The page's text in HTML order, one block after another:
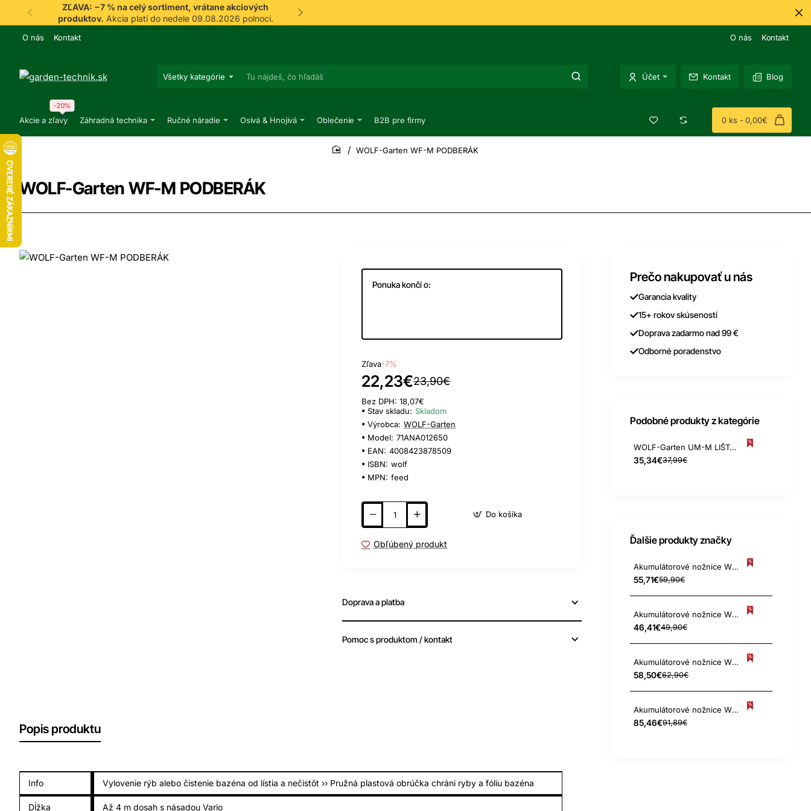
ZĽAVA: −7 % na celý sortiment, vrátane akciových
produktov. Akcia platí do nedele 09.08.2026 polnoci.
O nás Kontakt O nás Kontakt
Všetky kategórie
Tu
Účet Kontakt Blog
Akcie a zľavy
-20%
Záhradná technika Ručné náradie Osivá & Hnojivá Oblečenie B2B pre firmy 0 ks - 0,00€
WOLF-Garten WF-M PODBERÁK
home
WOLF-Garten WF-M PODBERÁK
Ponuka končí o:
Zľava-7%
22,23€23,90€
Bez DPH: 18,07€
Stav skladu: Skladom
Výrobca: WOLF-Garten
Model: 71ANA012650
EAN: 4008423878509
ISBN: wolf
MPN: feed
Do košíka
Obľúbený produkt
Doprava a platba
Pomoc s produktom / kontakt
Popis produktu
Info Vylovenie rýb alebo čistenie bazéna od lístia a nečistôt ›› Pružná plastová obrúčka chráni ryby a fóliu bazéna
Dĺžka Až 4 m dosah s násadou Vario
Prečo nakupovať u nás
Garancia kvality
15+ rokov skúseností
Doprava zadarmo nad 99 €
Odborné poradenstvo
Podobné produkty z kategórie
WOLF-Garten UM-M LIŠTA NA NÁRADIE
35,34€37,99€
Ďalšie produkty značky
Akumulátorové nožnice WOLF-Garten FINESSE 30 B # 150MM MESSER
55,71€59,90€
Akumulátorové nožnice WOLF-Garten FINESSE 30 R # 80MM MESSER
46,41€49,90€
Akumulátorové nožnice WOLF-Garten LI-ION POWER 60 # 80MM NÔŽ
58,50€62,90€
Akumulátorové nožnice WOLF-Garten LI-ION POWER BS80+10EM # 100MM
85,46€91,89€